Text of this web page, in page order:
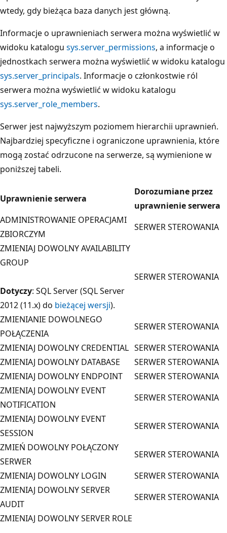
wtedy, gdy bieżąca baza danych jest główną.
Informacje o uprawnieniach serwera można wyświetlić w
widoku katalogu sys.server_permissions, a informacje o
jednostkach serwera można wyświetlić w widoku katalogu
sys.server_principals. Informacje o członkostwie ról
serwera można wyświetlić w widoku katalogu
sys.server_role_members.
Serwer jest najwyższym poziomem hierarchii uprawnień.
Najbardziej specyficzne i ograniczone uprawnienia, które
mogą zostać odrzucone na serwerze, są wymienione w
poniższej tabeli.
Uprawnienie serwera
Dorozumiane przez
uprawnienie serwera
ADMINISTROWANIE OPERACJAMI
ZBIORCZYM
SERWER STEROWANIA
ZMIENIAJ DOWOLNY AVAILABILITY
GROUP
Dotyczy: SQL Server (SQL Server
2012 (11.x) do bieżącej wersji).
SERWER STEROWANIA
ZMIENIANIE DOWOLNEGO
POŁĄCZENIA
SERWER STEROWANIA
ZMIENIAJ DOWOLNY CREDENTIAL SERWER STEROWANIA
ZMIENIAJ DOWOLNY DATABASE
SERWER STEROWANIA
ZMIENIAJ DOWOLNY ENDPOINT
SERWER STEROWANIA
ZMIENIAJ DOWOLNY EVENT
NOTIFICATION
SERWER STEROWANIA
ZMIENIAJ DOWOLNY EVENT
SESSION
SERWER STEROWANIA
ZMIEŃ DOWOLNY POŁĄCZONY
SERWER
SERWER STEROWANIA
ZMIENIAJ DOWOLNY LOGIN
SERWER STEROWANIA
ZMIENIAJ DOWOLNY SERVER
AUDIT
SERWER STEROWANIA
ZMIENIAJ DOWOLNY SERVER ROLE